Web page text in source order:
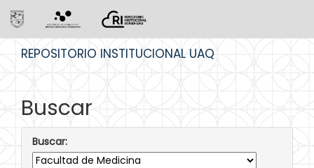
REPOSITORIO INSTITUCIONAL UAQ
Buscar
Buscar: